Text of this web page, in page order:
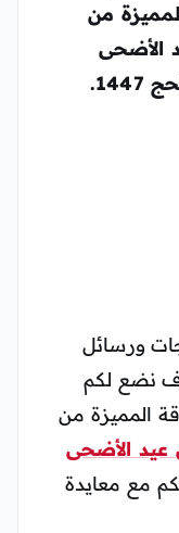
من
الأضحى
ورسائل
نضع لكم
المميزة من
عيد الأضحى
مع معايدة